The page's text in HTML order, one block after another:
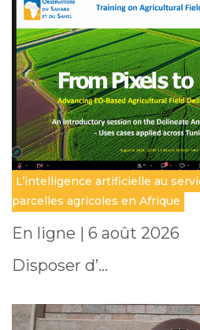
L’intelligence artificielle au
parcelles agricoles en Afrique
En ligne | 6 août 2026
Disposer d’…